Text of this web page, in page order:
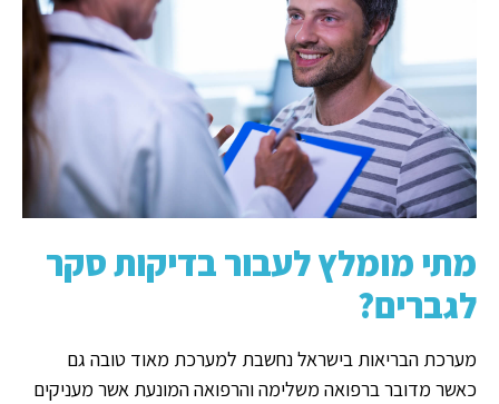
מתי מומלץ לעבור בדיקות סקר
לגברים?
מערכת הבריאות בישראל נחשבת למערכת מאוד טובה גם
כאשר מדובר ברפואה משלימה והרפואה המונעת אשר מעניקים